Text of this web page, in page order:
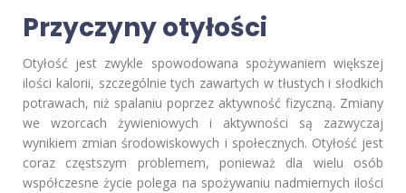
Przyczyny otyłości
Otyłość jest zwykle spowodowana spożywaniem większej
ilości kalorii, szczególnie tych zawartych w tłustych i słodkich
potrawach, niż spalaniu poprzez aktywność fizyczną. Zmiany
we wzorcach żywieniowych i aktywności są zazwyczaj
wynikiem zmian środowiskowych i społecznych. Otyłość jest
coraz częstszym problemem, ponieważ dla wielu osób
współczesne życie polega na spożywaniu nadmiernych ilości